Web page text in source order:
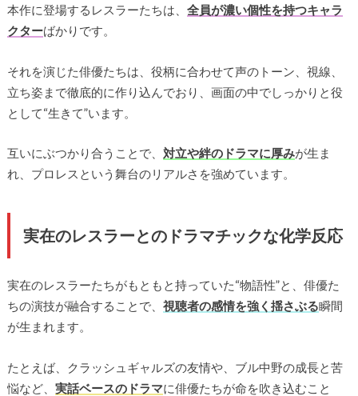
本作に登場するレスラーたちは、 全員が濃い個性を持つキャラ
クターばかりです。
それを演じた俳優たちは、役柄に合わせて声のトーン、視線、
立ち姿まで徹底的に作り込んでおり、画面の中でしっかりと役
として“生きて”います。
互いにぶつかり合うことで、 対立や絆のドラマに厚みが生ま
れ、プロレスという舞台のリアルさを強めています。
実在のレスラーとのドラマチックな化学反応
実在のレスラーたちがもともと持っていた“物語性”と、俳優た
ちの演技が融合することで、 視聴者の感情を強く揺さぶる瞬間
が生まれます。
たとえば、クラッシュギャルズの友情や、ブル中野の成長と苦
悩など、 実話ベースのドラマに俳優たちが命を吹き込むこと